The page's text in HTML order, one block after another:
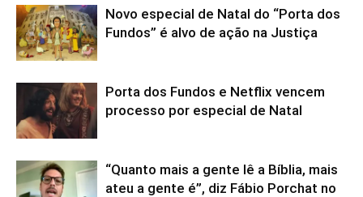
Novo especial de Natal do “Porta dos
Fundos” é alvo de ação na Justiça
Porta dos Fundos e Netflix vencem
processo por especial de Natal
“Quanto mais a gente lê a Bíblia, mais
ateu a gente é”, diz Fábio Porchat no